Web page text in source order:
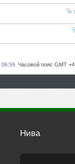
06:59 . Часовой пояс GMT +4.
Нива